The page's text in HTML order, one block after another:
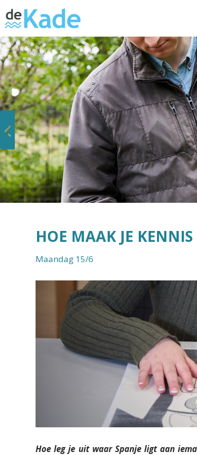
Vorige
HOE MAAK JE
Maandag 15/6
Hoe leg je uit waar Spanje ligt aan